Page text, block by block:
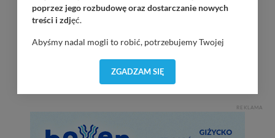
Jack Sparrow Band
Ruciane-Nida / Przystań OW Wodnik / 20:00
KRiSU Krzysztof Bańka
Górkło / Marina Górkło / 21:00
REKLAMA
poprzez jego rozbudowę oraz dostarczanie nowych
treści i zdjęć.
Abyśmy nadal mogli to robić, potrzebujemy Twojej
dostosować do Twoich preferencji. Twoje dane (w tym
pliki cookies) będą zapisywane w celu usprawnienia
priorytetowe, bez poinformowania Ciebie nie będziemy
ZGADZAM SIĘ